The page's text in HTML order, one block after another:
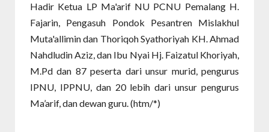
Hadir Ketua LP Ma'arif NU PCNU Pemalang H.
Fajarin, Pengasuh Pondok Pesantren Mislakhul
Muta'allimin dan Thoriqoh Syathoriyah KH. Ahmad
Nahdludin Aziz, dan Ibu Nyai Hj. Faizatul Khoriyah,
M.Pd dan 87 peserta dari unsur murid, pengurus
IPNU, IPPNU, dan 20 lebih dari unsur pengurus
Ma’arif, dan dewan guru. (htm/*)